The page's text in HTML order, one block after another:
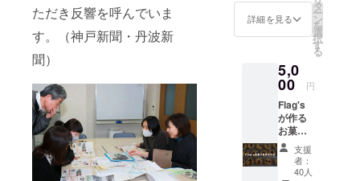
ただき反響を呼んでいま
す。（神戸新聞・丹波新
聞）
2025年
12月下
旬(予
定)〜
6月末
・詳細
はメー
ルで連
絡しま
す。
詳細を見る
タ
ー
ン
を
選
択
す
る
5,0
00 円
Flag's
が作る
お菓子
の詰め
合わせ
をお届
支援
者：
40人